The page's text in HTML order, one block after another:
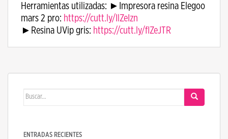
Herramientas utilizadas: ►Impresora resina Elegoo
mars 2 pro: https://cutt.ly/IlZeIzn
►Resina UVip gris: https://cutt.ly/flZeJTR
Buscar:
ENTRADAS RECIENTES